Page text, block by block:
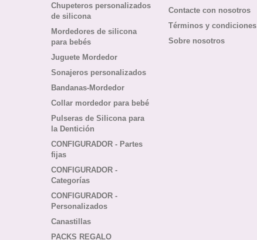
Chupeteros personalizados
de silicona
Mordedores de silicona
para bebés
Juguete Mordedor
Sonajeros personalizados
Bandanas-Mordedor
Collar mordedor para bebé
Pulseras de Silicona para
la Dentición
CONFIGURADOR - Partes
fijas
CONFIGURADOR -
Categorías
CONFIGURADOR -
Personalizados
Canastillas
PACKS REGALO
Contacte con nosotros
Términos y condiciones
Sobre nosotros